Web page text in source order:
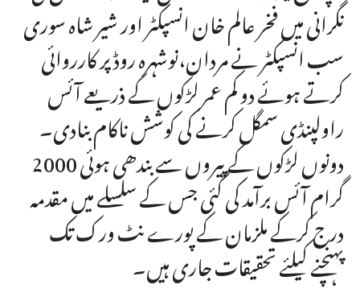
نگرانی میں فخر عالم خان انسپکٹر اور شیر شاہ سوری
سب انسپکٹر نے مردان،نوشہرہ روڈ پر کارروائی
کرتے ہوئے دو کم عمر لڑکوں کے ذریعے آئس
راولپنڈی سمگل کرنے کی کوشش ناکام بنادی۔
دونوں لڑکوں کے پیروں سے بندھی ہوئی 2000
گرام آئس برآمد کی گئی جس کے سلسلے میں مقدمہ
درج کرکے ملزمان کے پورے نٹ ورک تک
پہنچنے کیلئے تحقیقات جاری ہیں۔